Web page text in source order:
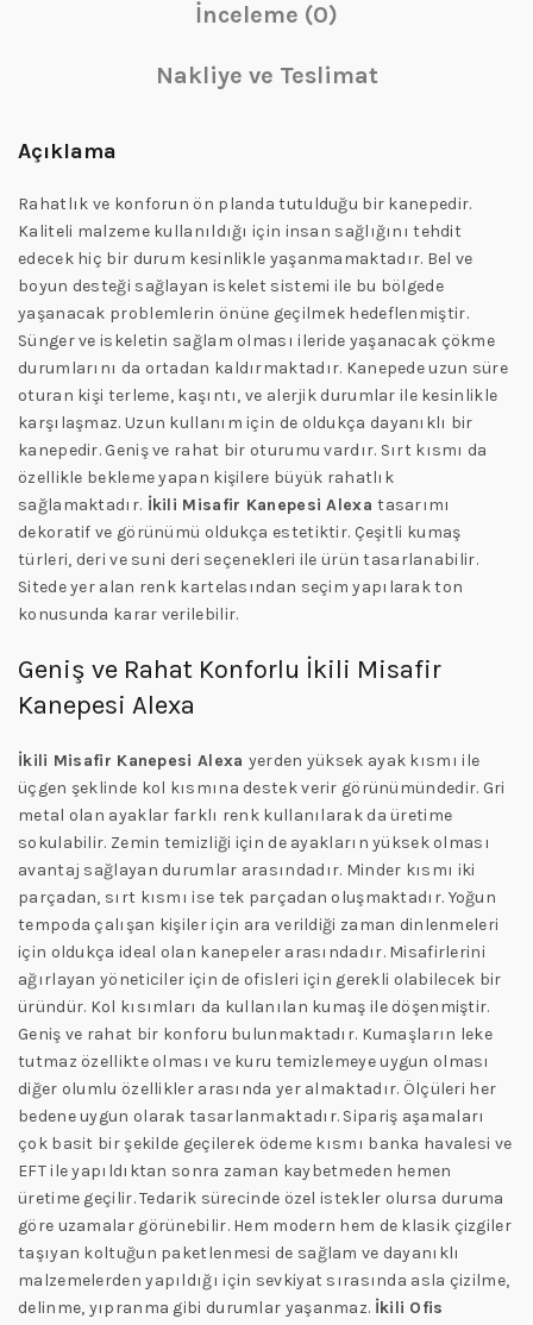
İnceleme (0)
Nakliye ve Teslimat
Açıklama
Rahatlık ve konforun ön planda tutulduğu bir kanepedir.
Kaliteli malzeme kullanıldığı için insan sağlığını tehdit
edecek hiç bir durum kesinlikle yaşanmamaktadır. Bel ve
boyun desteği sağlayan iskelet sistemi ile bu bölgede
yaşanacak problemlerin önüne geçilmek hedeflenmiştir.
Sünger ve iskeletin sağlam olması ileride yaşanacak çökme
durumlarını da ortadan kaldırmaktadır. Kanepede uzun süre
oturan kişi terleme, kaşıntı, ve alerjik durumlar ile kesinlikle
karşılaşmaz. Uzun kullanım için de oldukça dayanıklı bir
kanepedir. Geniş ve rahat bir oturumu vardır. Sırt kısmı da
özellikle bekleme yapan kişilere büyük rahatlık
sağlamaktadır. İkili Misafir KanepesiAlexatasarımı
dekoratif ve görünümü oldukça estetiktir. Çeşitli kumaş
türleri, deri ve suni deri seçenekleri ile ürün tasarlanabilir.
Sitede yer alan renk kartelasından seçim yapılarak ton
konusunda karar verilebilir.
Geniş ve Rahat Konforlu İkili Misafir
Kanepesi Alexa
İkili Misafir Kanepesi Alexa yerden yüksek ayak kısmı ile
üçgen şeklinde kol kısmına destek verir görünümündedir. Gri
metal olan ayaklar farklı renk kullanılarak da üretime
sokulabilir. Zemin temizliği için de ayakların yüksek olması
avantaj sağlayan durumlar arasındadır. Minder kısmı iki
parçadan, sırt kısmı ise tek parçadan oluşmaktadır. Yoğun
tempoda çalışan kişiler için ara verildiği zaman dinlenmeleri
için oldukça ideal olan kanepeler arasındadır. Misafirlerini
ağırlayan yöneticiler için de ofisleri için gerekli olabilecek bir
üründür. Kol kısımları da kullanılan kumaş ile döşenmiştir.
Geniş ve rahat bir konforu bulunmaktadır. Kumaşların leke
tutmaz özellikte olması ve kuru temizlemeye uygun olması
diğer olumlu özellikler arasında yer almaktadır. Ölçüleri her
bedene uygun olarak tasarlanmaktadır. Sipariş aşamaları
çok basit bir şekilde geçilerek ödeme kısmı banka havalesi ve
EFT ile yapıldıktan sonra zaman kaybetmeden hemen
üretime geçilir. Tedarik sürecinde özel istekler olursa duruma
göre uzamalar görünebilir. Hem modern hem de klasik çizgiler
taşıyan koltuğun paketlenmesi de sağlam ve dayanıklı
malzemelerden yapıldığı için sevkiyat sırasında asla çizilme,
delinme, yıpranma gibi durumlar yaşanmaz. İkili Ofis